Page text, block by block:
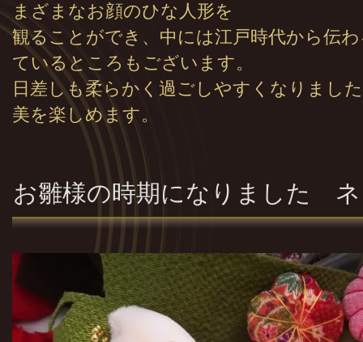
まざまなお顔のひな人形を
観ることができ、中には江戸時代から伝
ているところもございます。
日差しも柔らかく過ごしやすくなりまし
美を楽しめます。
お雛様の時期になりました ネ